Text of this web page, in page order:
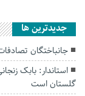
جديدترين ها
جانباختگان تصادفات
گلستان است